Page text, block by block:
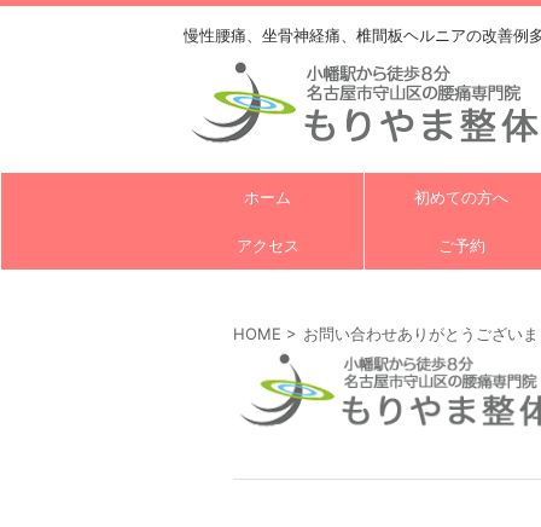
慢性腰痛、坐骨神経痛、椎間板ヘルニアの改善例
ホーム 初めての方へ
アクセス ご予約
HOME > お問い合わせありがとうございま